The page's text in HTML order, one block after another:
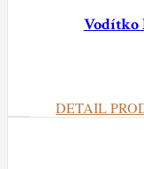
Vodítko
DETAIL